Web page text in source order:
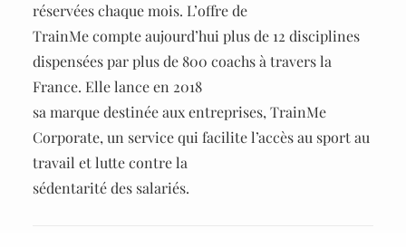
réservées chaque mois. L’offre de
TrainMe compte aujourd’hui plus de 12 disciplines
dispensées par plus de 800 coachs à travers la
France. Elle lance en 2018
sa marque destinée aux entreprises, TrainMe
Corporate, un service qui facilite l’accès au sport au
travail et lutte contre la
sédentarité des salariés.